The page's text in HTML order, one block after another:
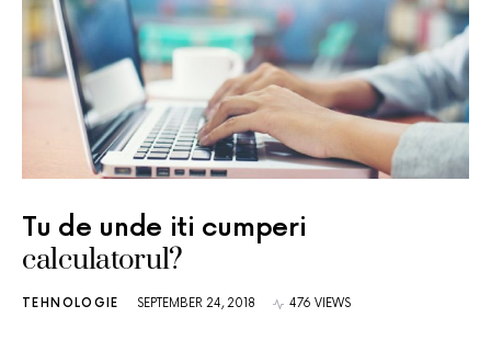
Tu de unde iti cumperi
calculatorul?
TEHNOLOGIE SEPTEMBER 24, 2018 476 VIEWS